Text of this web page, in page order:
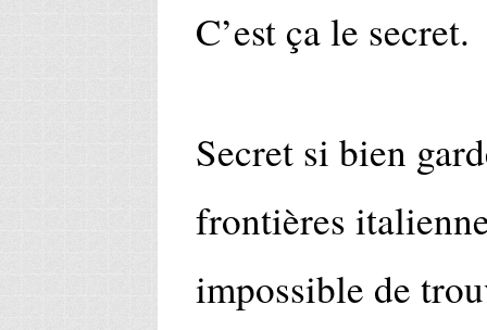
C’est ça le secret.
Secret si bien
frontières
impossible de